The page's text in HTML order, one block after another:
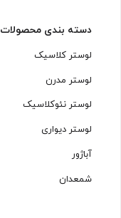
دسته بندی محصولات
لوستر کلاسیک
لوستر مدرن
لوستر نئوکلاسیک
لوستر دیواری
آباژور
شمعدان